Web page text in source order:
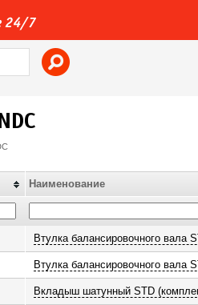
Наименование
Втулка балансировочного вала
Втулка балансировочного вала
Вкладыш шатунный STD